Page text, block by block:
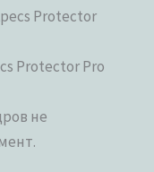
Protector
Protector Pro
не